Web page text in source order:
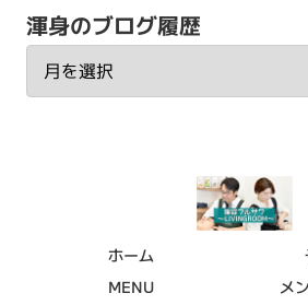
渾身のブログ履歴
ホーム
MENU
メ